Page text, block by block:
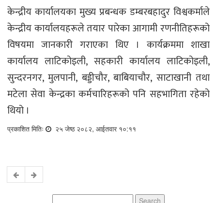
केन्द्रीय कार्यालयका मुख्य प्रबन्धक डम्बरबहादुर विश्वकर्माले
केन्द्रीय कार्यालयहरूले तयार पारेका आगामी रणनीतिहरूको
विषयमा जानकारी गराएका थिए । कार्यक्रममा शाखा
कार्यालय लाटिकोइली, सहकारी कार्यालय लाटिकोइली,
सुन्दरनगर, मुलपानी, बड्डीचौर, बाबियाचौर, साटाखानी तथा
मटेला सेवा केन्द्रका कर्मचारिहरूको पनि सहभागिता रहेको
थियो ।
प्रकाशित मितिः २५ जेष्ठ २०८२, आईतवार १०:११